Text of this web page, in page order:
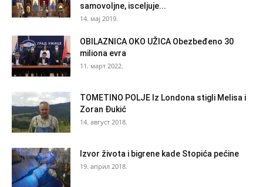
samovoljne, isceljuje...
14. мај 2019.
OBILAZNICA OKO UŽICA Obezbeđeno 30
miliona evra
11. март 2022.
TOMETINO POLJE Iz Londona stigli Melisa i
Zoran Đukić
14. август 2018.
Izvor života i bigrene kade Stopića pećine
19. април 2018.